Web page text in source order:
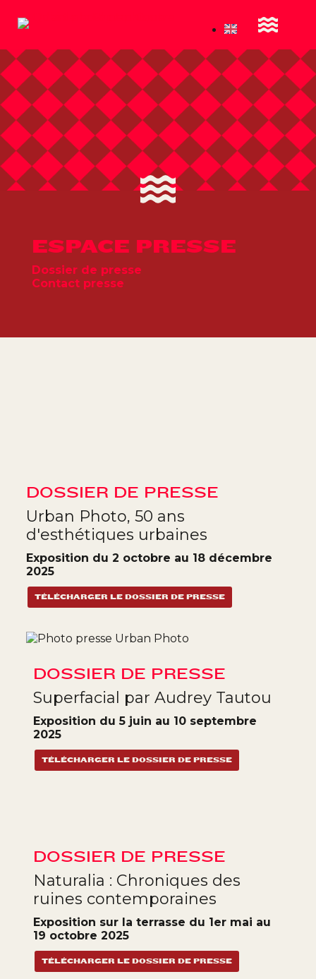
ESPACE PRESSE
Dossier de presse
Contact presse
DOSSIER DE PRESSE
Urban Photo, 50 ans
d'esthétiques urbaines
Exposition du 2 octobre au 18 décembre
2025
TÉLÉCHARGER LE DOSSIER DE PRESSE
DOSSIER DE PRESSE
Superfacial par Audrey Tautou
Exposition du 5 juin au 10 septembre
2025
TÉLÉCHARGER LE DOSSIER DE PRESSE
DOSSIER DE PRESSE
Naturalia : Chroniques des
ruines contemporaines
Exposition sur la terrasse du 1er mai au
19 octobre 2025
TÉLÉCHARGER LE DOSSIER DE PRESSE